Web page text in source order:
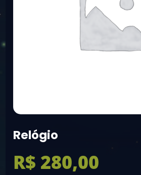
Relógio
R$ 280,00